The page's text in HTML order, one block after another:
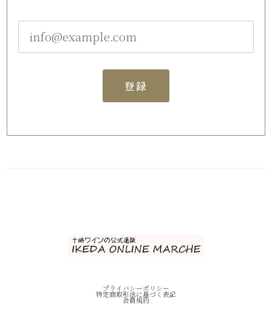
登録
プライバシーポリシー
特定商取引法に基づく表記
会員規約